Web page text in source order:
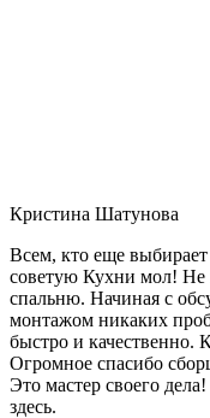
Кристина Шатунова
Всем, кто еще
советую Кухни мол! Не
спальню. Начиная с
монтажом никаких
быстро и качественно.
Огромное спасибо
Это мастер своего
здесь.